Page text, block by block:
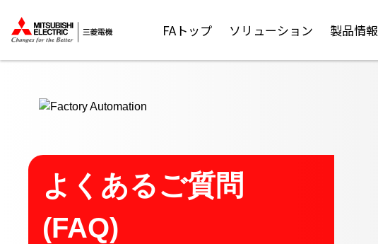
FAトップ ソリューション 製品情報
よくあるご質問
(FAQ)